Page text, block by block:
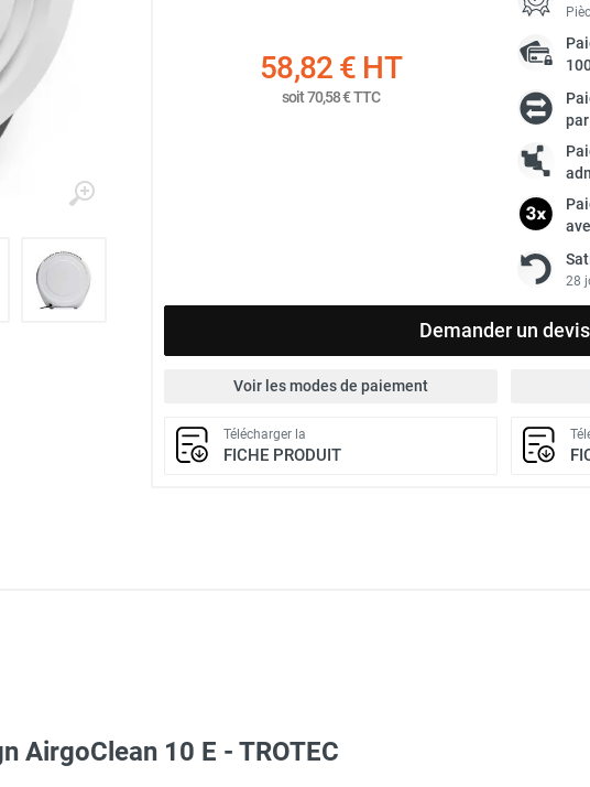
58,82 € HT
soit70,58 €TTC
28
Demander un devis
Voir les modes de paiement
Télécharger la
FICHE PRODUIT
protège-menton Smartguard PE 10H - HUSQVARNA
AirgoClean 10 E - TROTEC